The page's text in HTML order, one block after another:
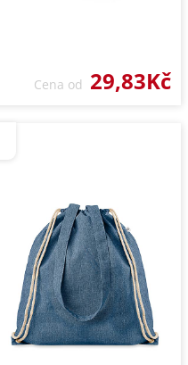
Cena od 29,83Kč